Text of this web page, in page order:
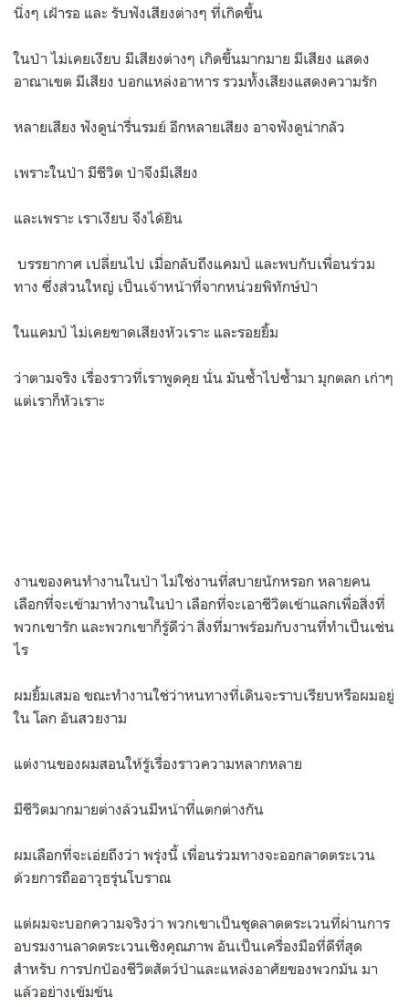
นิ่งๆ เฝ้ารอ และ รับฟังเสียงต่างๆ ที่เกิดขึ้น
ในป่า ไม่เคยเงียบ มีเสียงต่างๆ เกิดขึ้นมากมาย มีเสียง แสดง
อาณาเขต มีเสียง บอกแหล่งอาหาร รวมทั้งเสียงแสดงความรัก
หลายเสียง ฟังดูน่ารื่นรมย์ อีกหลายเสียง อาจฟังดูน่ากลัว
เพราะในป่า มีชีวิต ป่าจึงมีเสียง
และเพราะ เราเงียบ จึงได้ยิน
บรรยากาศ เปลี่ยนไป เมื่อกลับถึงแคมป์ และพบกับเพื่อนร่วม
ทาง ซึ่งส่วนใหญ่ เป็นเจ้าหน้าที่จากหน่วยพิทักษ์ป่า
ในแคมป์ ไม่เคยขาดเสียงหัวเราะ และรอยยิ้ม
ว่าตามจริง เรื่องราวที่เราพูดคุย นั่น มันซ้ำไปซ้ำมา มุกตลก เก่าๆ
แต่เราก็หัวเราะ
งานของคนทำงานในป่า ไม่ใช่งานที่สบายนักหรอก หลายคน
เลือกที่จะเข้ามาทำงานในป่า เลือกที่จะเอาชีวิตเข้าแลกเพื่อสิ่งที่
พวกเขารัก และพวกเขาก็รู้ดีว่า สิ่งที่มาพร้อมกับงานที่ทำเป็นเช่น
ไร
ผมยิ้มเสมอ ขณะทำงานใช่ว่าหนทางที่เดินจะราบเรียบหรือผมอยู่
ใน โลก อันสวยงาม
แต่งานของผมสอนให้รู้เรื่องราวความหลากหลาย
มีชีวิตมากมายต่างล้วนมีหน้าที่แตกต่างกัน
ผมเลือกที่จะเอ่ยถึงว่า พรุ่งนี้ เพื่อนร่วมทางจะออกลาดตระเวน
ด้วยการถืออาวุธรุ่นโบราณ
แต่ผมจะบอกความจริงว่า พวกเขาเป็นชุดลาดตระเวนที่ผ่านการ
อบรมงานลาดตระเวนเชิงคุณภาพ อันเป็นเครื่องมือที่ดีที่สุด
สำหรับ การปกป้องชีวิตสัตว์ป่าและแหล่งอาศัยของพวกมัน มา
แล้วอย่างเข้มข้น